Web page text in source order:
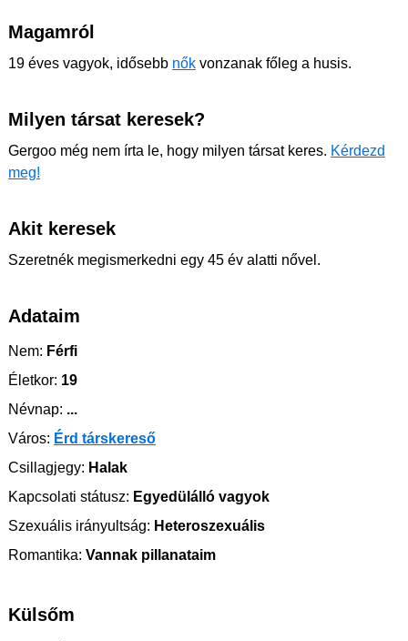
Magamról
19 éves vagyok, idősebb nők vonzanak főleg a husis.
Milyen társat keresek?
Gergoo még nem írta le, hogy milyen társat keres. Kérdezd
meg!
Akit keresek
Szeretnék megismerkedni egy 45 év alatti nővel.
Adataim
Nem: Férfi
Életkor: 19
Névnap: ...
Város: Érd társkereső
Csillagjegy: Halak
Kapcsolati státusz: Egyedülálló vagyok
Szexuális irányultság: Heteroszexuális
Romantika: Vannak pillanataim
Külsőm